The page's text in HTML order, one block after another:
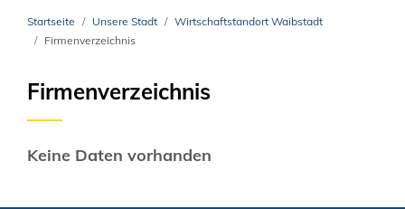
Startseite Unsere Stadt
Wirtschaftstandort Waibstadt
Firmenverzeichnis
Firmenverzeichnis
Keine Daten vorhanden